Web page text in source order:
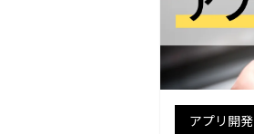
アプリ開発